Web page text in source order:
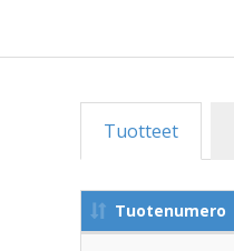
Tuotteet
Tuotenumero